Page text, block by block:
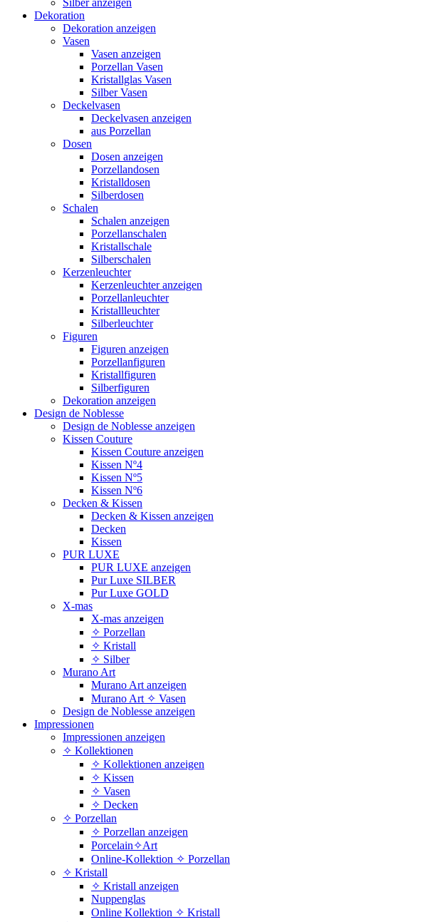
Silber anzeigen
Dekoration
Dekoration anzeigen
Vasen
Vasen anzeigen
Porzellan Vasen
Kristallglas Vasen
Silber Vasen
Deckelvasen
Deckelvasen anzeigen
aus Porzellan
Dosen
Dosen anzeigen
Porzellandosen
Kristalldosen
Silberdosen
Schalen
Schalen anzeigen
Porzellanschalen
Kristallschale
Silberschalen
Kerzenleuchter
Kerzenleuchter anzeigen
Porzellanleuchter
Kristallleuchter
Silberleuchter
Figuren
Figuren anzeigen
Porzellanfiguren
Kristallfiguren
Silberfiguren
Dekoration anzeigen
Design de Noblesse
Design de Noblesse anzeigen
Kissen Couture
Kissen Couture anzeigen
Kissen Nº4
Kissen Nº5
Kissen Nº6
Decken & Kissen
Decken & Kissen anzeigen
Decken
Kissen
PUR LUXE
PUR LUXE anzeigen
Pur Luxe SILBER
Pur Luxe GOLD
X-mas
X-mas anzeigen
✧ Porzellan
✧ Kristall
✧ Silber
Murano Art
Murano Art anzeigen
Murano Art ✧ Vasen
Design de Noblesse anzeigen
Impressionen
Impressionen anzeigen
✧ Kollektionen
✧ Kollektionen anzeigen
✧ Kissen
✧ Vasen
✧ Decken
✧ Porzellan
✧ Porzellan anzeigen
Porcelain✧Art
Online-Kollektion ✧ Porzellan
✧ Kristall
✧ Kristall anzeigen
Nuppenglas
Online Kollektion ✧ Kristall